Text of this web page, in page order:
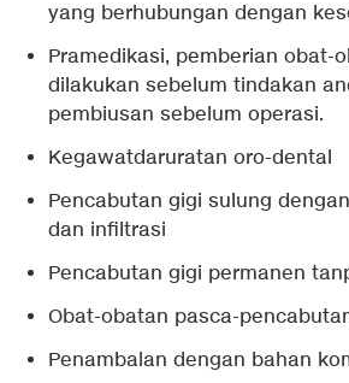
yang berhubungan dengan
Pramedikasi, pemberian obat-
dilakukan sebelum tindakan
pembiusan sebelum operasi.
Kegawatdaruratan oro-dental
Pencabutan gigi sulung
dan infiltrasi
Pencabutan gigi permanen
Obat-obatan pasca-
Penambalan dengan bahan